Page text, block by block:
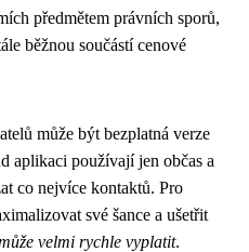
předmětem právních sporů,
běžnou součástí cenové
může být bezplatná verze
aplikaci používají jen občas a
co nejvíce kontaktů. Pro
své šance a ušetřit
velmi rychle vyplatit.